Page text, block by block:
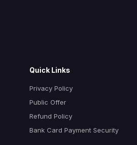
Quick Links
Privacy Policy
Public Offer
Refund Policy
Bank Card Payment Security